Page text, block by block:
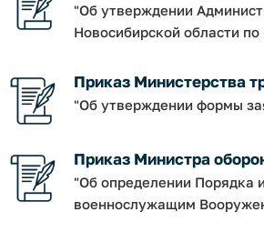
"Об утверждении
Новосибирской области
Приказ Министерства
"Об утверждении формы
Приказ Министра
"Об определении Порядка
военнослужащим